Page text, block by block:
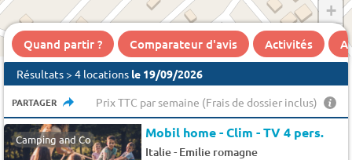
+
−
Quand partir ? Comparateur d'avis Activités A
Résultats > 4 locations le 19/09/2026
PARTAGER Prix TTC par semaine (Frais de dossier inclus)
Camping and Co Mobil home - Clim - TV 4 pers.
Italie- Emilie romagne